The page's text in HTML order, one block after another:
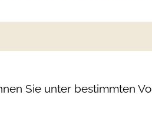
Sie unter bestimmten